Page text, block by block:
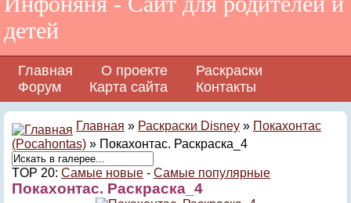
детей
Главная О проекте
Раскраски
Форум
Карта сайта Контакты
Главная » Раскраски Disney » Покахонтас
(Pocahontas) » Покахонтас. Раскраска_4
TOP 20: Самые новые - Самые популярные
Покахонтас. Раскраска_4